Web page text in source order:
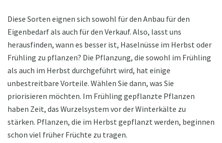
Diese Sorten eignen sich sowohl für den Anbau für den
Eigenbedarf als auch für den Verkauf. Also, lasst uns
herausfinden, wann es besser ist, Haselnüsse im Herbst oder
Frühling zu pflanzen? Die Pflanzung, die sowohl im Frühling
als auch im Herbst durchgeführt wird, hat einige
unbestreitbare Vorteile. Wählen Sie dann, was Sie
priorisieren möchten. Im Frühling gepflanzte Pflanzen
haben Zeit, das Wurzelsystem vor der Winterkälte zu
stärken. Pflanzen, die im Herbst gepflanzt werden, beginnen
schon viel früher Früchte zu tragen.